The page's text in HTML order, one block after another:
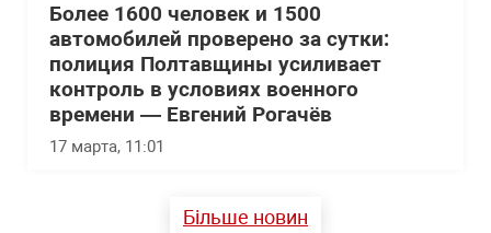
Более 1600 человек и 1500
автомобилей проверено за сутки:
полиция Полтавщины усиливает
контроль в условиях военного
времени — Евгений Рогачёв
17 марта, 11:01
Більше новин